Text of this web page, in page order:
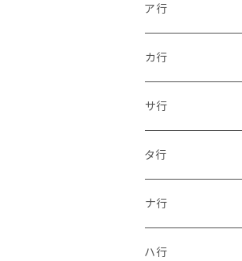
ア行
カ行
サ行
タ行
ナ行
ハ行